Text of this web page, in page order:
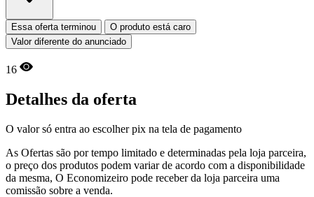
Essa oferta terminou
O produto está caro
Valor diferente do anunciado
16
Detalhes da oferta
O valor só entra ao escolher pix na tela de pagamento
As Ofertas são por tempo limitado e determinadas pela loja parceira,
o preço dos produtos podem variar de acordo com a disponibilidade
da mesma, O Economizeiro pode receber da loja parceira uma
comissão sobre a venda.